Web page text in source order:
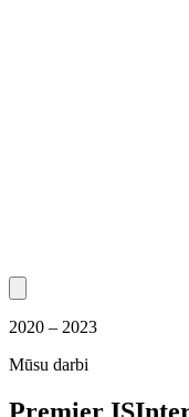
2020 – 2023
Mūsu darbi